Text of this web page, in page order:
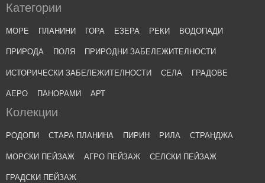
Категории
МОРЕ ПЛАНИНИ ГОРА ЕЗЕРА РЕКИ ВОДОПАДИ
ПРИРОДА ПОЛЯ ПРИРОДНИ ЗАБЕЛЕЖИТЕЛНОСТИ
ИСТОРИЧЕСКИ ЗАБЕЛЕЖИТЕЛНОСТИ СЕЛА ГРАДОВЕ
АЕРО ПАНОРАМИ АРТ
Колекции
РОДОПИ СТАРА ПЛАНИНА ПИРИН РИЛА СТРАНДЖА
МОРСКИ ПЕЙЗАЖ АГРО ПЕЙЗАЖ СЕЛСКИ ПЕЙЗАЖ
ГРАДСКИ ПЕЙЗАЖ